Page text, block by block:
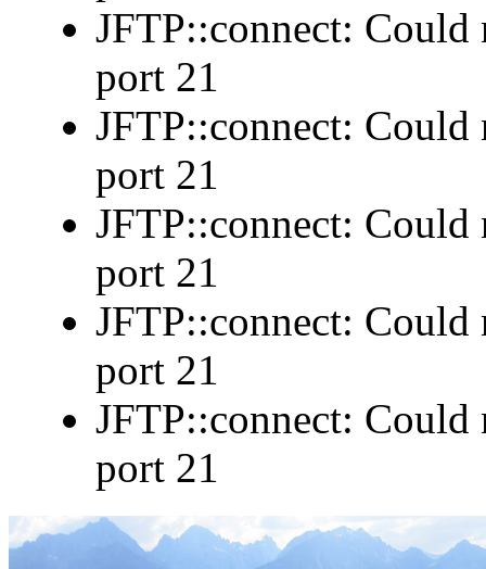
JFTP::connect:
port 21
JFTP::connect:
port 21
JFTP::connect:
port 21
JFTP::connect:
port 21
JFTP::connect:
port 21